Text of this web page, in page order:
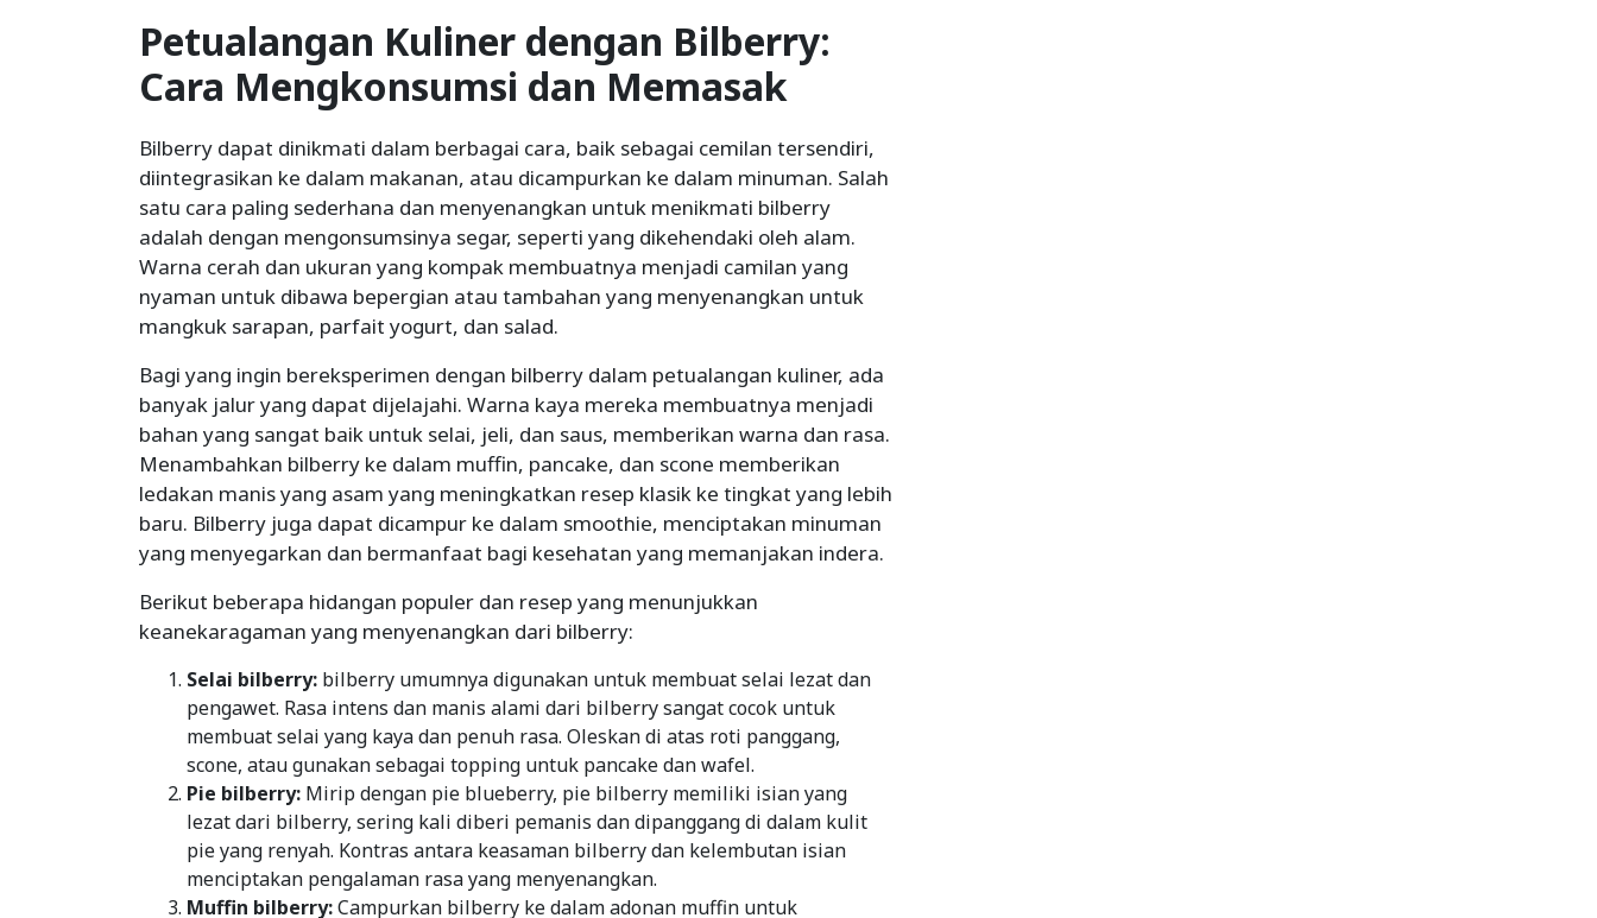
Petualangan Kuliner dengan Bilberry:
Cara Mengkonsumsi dan Memasak
Bilberry dapat dinikmati dalam berbagai cara, baik sebagai cemilan tersendiri,
diintegrasikan ke dalam makanan, atau dicampurkan ke dalam minuman. Salah
satu cara paling sederhana dan menyenangkan untuk menikmati bilberry
adalah dengan mengonsumsinya segar, seperti yang dikehendaki oleh alam.
Warna cerah dan ukuran yang kompak membuatnya menjadi camilan yang
nyaman untuk dibawa bepergian atau tambahan yang menyenangkan untuk
mangkuk sarapan, parfait yogurt, dan salad.
Bagi yang ingin bereksperimen dengan bilberry dalam petualangan kuliner, ada
banyak jalur yang dapat dijelajahi. Warna kaya mereka membuatnya menjadi
bahan yang sangat baik untuk selai, jeli, dan saus, memberikan warna dan rasa.
Menambahkan bilberry ke dalam muffin, pancake, dan scone memberikan
ledakan manis yang asam yang meningkatkan resep klasik ke tingkat yang lebih
baru. Bilberry juga dapat dicampur ke dalam smoothie, menciptakan minuman
yang menyegarkan dan bermanfaat bagi kesehatan yang memanjakan indera.
Berikut beberapa hidangan populer dan resep yang menunjukkan
keanekaragaman yang menyenangkan dari bilberry:
Selai bilberry: bilberry umumnya digunakan untuk membuat selai lezat dan
pengawet. Rasa intens dan manis alami dari bilberry sangat cocok untuk
membuat selai yang kaya dan penuh rasa. Oleskan di atas roti panggang,
scone, atau gunakan sebagai topping untuk pancake dan wafel.
Pie bilberry: Mirip dengan pie blueberry, pie bilberry memiliki isian yang
lezat dari bilberry, sering kali diberi pemanis dan dipanggang di dalam kulit
pie yang renyah. Kontras antara keasaman bilberry dan kelembutan isian
menciptakan pengalaman rasa yang menyenangkan.
Muffin bilberry:Campurkan bilberry ke dalam adonan muffin untuk